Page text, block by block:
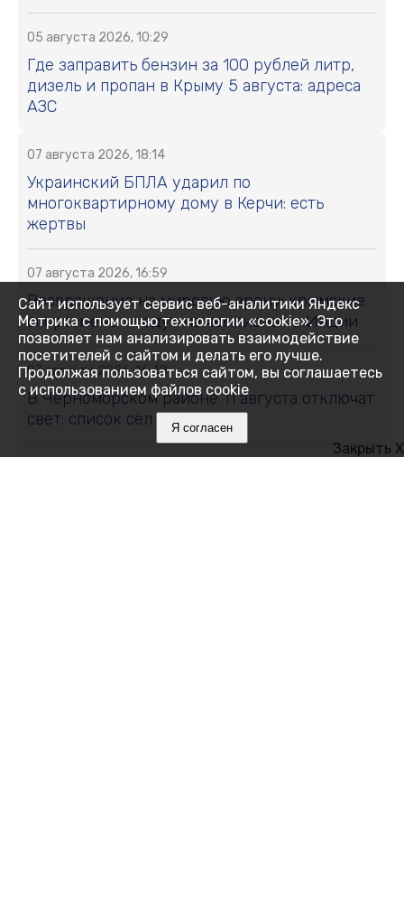
05 августа 2026, 10:29
Где заправить бензин за 100 рублей литр,
дизель и пропан в Крыму 5 августа: адреса
АЗС
07 августа 2026, 18:14
Украинский БПЛА ударил по
многоквартирному дому в Керчи: есть
жертвы
07 августа 2026, 16:59
Возвращение на мировую арену: крымские
спортсмены поедут на чемпионат в Индии
07 августа 2026, 16:48
В Черноморском районе 11 августа отключат
свет: список сёл и улиц
Закрыть X
Сайт использует сервис веб-аналитики Яндекс
Метрика с помощью технологии «cookie». Это
позволяет нам анализировать взаимодействие
посетителей с сайтом и делать его лучше.
Продолжая пользоваться сайтом, вы соглашаетесь
с использованием файлов cookie
Я согласен